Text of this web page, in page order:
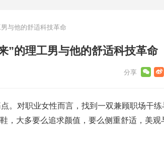
与他的舒适科技革命
”的理工男与他的舒适科技革命
点。对职业女性而言，找到一双兼顾职场干练
，大多要么追求颜值，要么侧重舒适，美观